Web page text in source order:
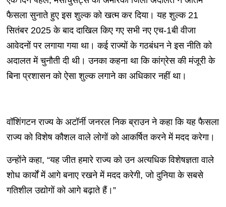
फैसला सुनाते हुए इस शुल्क को खत्म कर दिया। यह शुल्क 21
सितंबर 2025 के बाद दाखिल किए गए सभी नए एच-1बी वीजा
आवेदनों पर लगाया गया था। कई राज्यों के गठबंधन ने इस नीति को
अदालत में चुनौती दी थी। उनका कहना था कि कांग्रेस की मंजूरी के
बिना प्रशासन को ऐसा शुल्क लगाने का अधिकार नहीं था।
वॉशिंगटन राज्य के अटॉर्नी जनरल निक ब्राउन ने कहा कि यह फैसला
राज्य को विशेष कौशल वाले लोगों को आकर्षित करने में मदद करेगा।
उन्होंने कहा, “यह जीत हमारे राज्य को उन अत्यधिक विशेषज्ञता वाले
शोध कार्यों में आगे बनाए रखने में मदद करेगी, जो दुनिया के सबसे
गतिशील उद्योगों को आगे बढ़ाते हैं।”